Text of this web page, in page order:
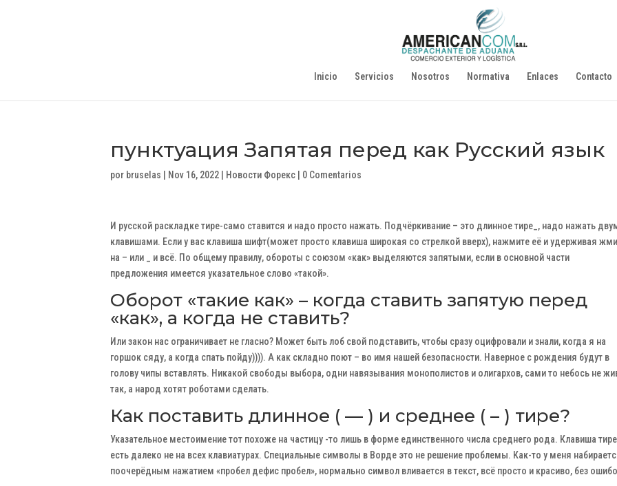
Inicio Servicios Nosotros Normativa Enlaces Contacto
пунктуация Запятая перед как Русский язык
por bruselas Nov 16, 2022 Новости Форекс 0 Comentarios
И русской раскладке тире-само ставится и надо просто нажать. Подчёркивание – это длинное тире_, надо нажать
клавишами. Если у вас клавиша шифт(может просто клавиша широкая со стрелкой вверх), нажмите её и удерживая
на – или _ и всё. По общему правилу, обороты с союзом «как» выделяются запятыми, если в основной части
предложения имеется указательное слово «такой».
Оборот «такие как» – когда ставить запятую перед
«как», а когда не ставить?
Или закон нас ограничивает не гласно? Может быть лоб свой подставить, чтобы сразу оцифровали и знали, когда я на
горшок сяду, а когда спать пойду)))). А как складно поют – во имя нашей безопасности. Наверное с рождения будут в
голову чипы вставлять. Никакой свободы выбора, одни навязывания монополистов и олигархов, сами то небось не
так, а народ хотят роботами сделать.
Как поставить длинное ( — ) и среднее ( – ) тире?
Указательное местоимение тот похоже на частицу -то лишь в форме единственного числа среднего рода. Клавиша тире
есть далеко не на всех клавиатурах. Специальные символы в Ворде это не решение проблемы. Как-то у меня
поочерёдным нажатием «пробел дефис пробел», нормально символ вливается в текст, всё просто и красиво, без